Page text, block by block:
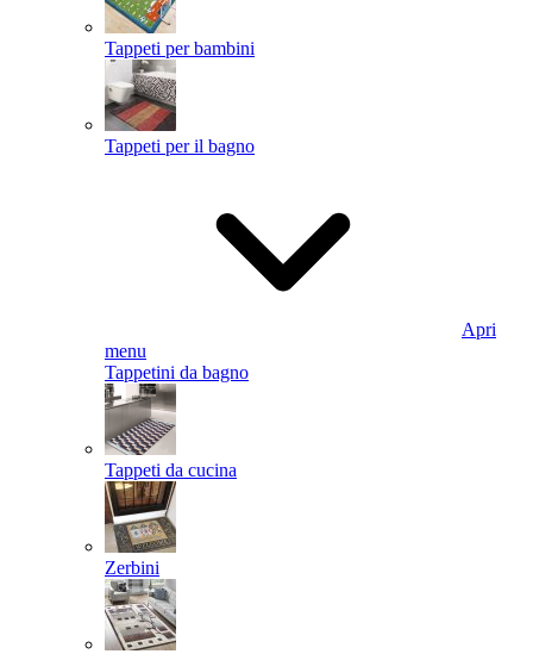
Tappeti per bambini
Tappeti per il bagno
Apri
menu
Tappetini da bagno
Tappeti da cucina
Zerbini